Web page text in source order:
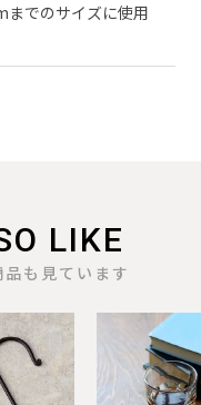
でのサイズに使用
LIKE
も見ています